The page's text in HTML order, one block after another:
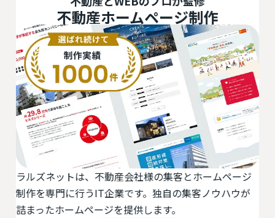
不動産ホームページ制作
ラルズネットは、不動産会社様の集客とホームページ
制作を専門に行うIT企業です。独自の集客ノウハウが
詰まったホームページを提供します。